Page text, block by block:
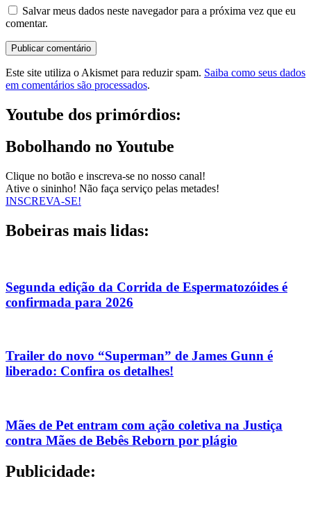
Salvar meus dados neste navegador para a próxima vez que eu
comentar.
Este site utiliza o Akismet para reduzir spam. Saiba como seus dados
em comentários são processados.
Youtube dos primórdios:
Bobolhando no Youtube
Clique no botão e inscreva-se no nosso canal!
Ative o sininho! Não faça serviço pelas metades!
INSCREVA-SE!
Bobeiras mais lidas:
Segunda edição da Corrida de Espermatozóides é
confirmada para 2026
Trailer do novo “Superman” de James Gunn é
liberado: Confira os detalhes!
Mães de Pet entram com ação coletiva na Justiça
contra Mães de Bebês Reborn por plágio
Publicidade: